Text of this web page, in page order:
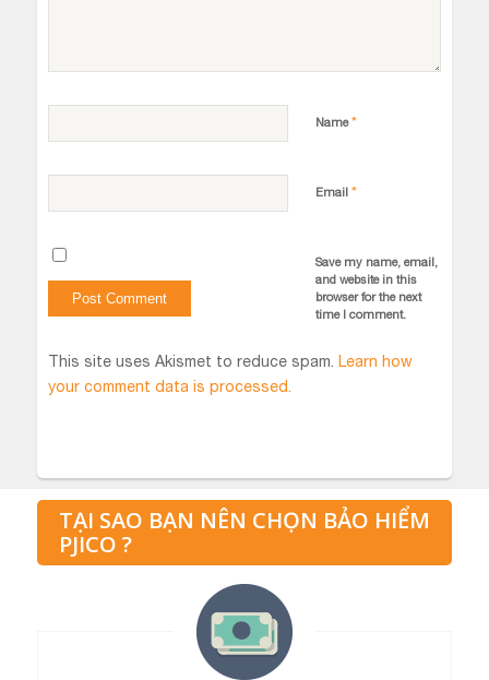
Name*
Email *
Save my name, email,
and website in this
browser for the next
time I comment.
This site uses Akismet to reduce spam.
Learn how
your comment data is processed.
TẠI SAO BẠN NÊN CHỌN BẢO HIỂM
PJICO ?